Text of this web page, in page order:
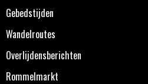
Gebedstijden
Wandelroutes
Overlijdensberichten
Rommelmarkt